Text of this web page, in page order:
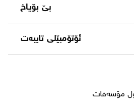
بێ بۆیاخ
ئۆتۆمبێلی تایبه‌ت